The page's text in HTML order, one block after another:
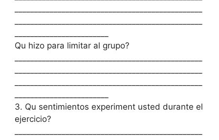
Qu hizo para limitar al grupo?
3. Qu sentimientos experiment usted durante el
ejercicio?